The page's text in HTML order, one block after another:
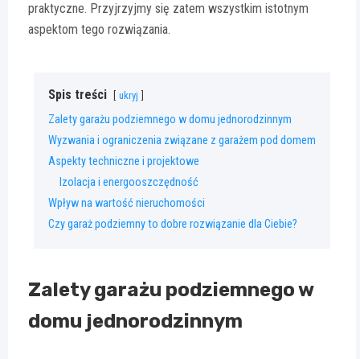
praktyczne. Przyjrzyjmy się zatem wszystkim istotnym
aspektom tego rozwiązania.
Spis treści ukryj
Zalety garażu podziemnego w domu jednorodzinnym
Wyzwania i ograniczenia związane z garażem pod domem
Aspekty techniczne i projektowe
Izolacja i energooszczędność
Wpływ na wartość nieruchomości
Czy garaż podziemny to dobre rozwiązanie dla Ciebie?
Zalety garażu podziemnego w
domu jednorodzinnym